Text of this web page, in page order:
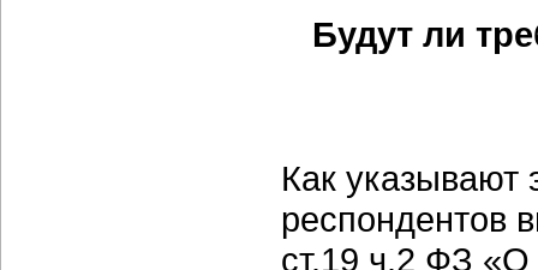
Будут ли
Как указывают
респондентов
ст.19 ч.2 ФЗ